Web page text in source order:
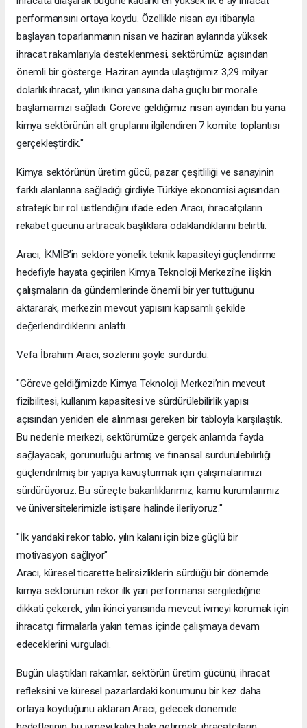
performansını ortaya koydu. Özellikle nisan ayı itibarıyla
başlayan toparlanmanın nisan ve haziran aylarında yüksek
ihracat rakamlarıyla desteklenmesi, sektörümüz açısından
önemli bir gösterge. Haziran ayında ulaştığımız 3,29 milyar
dolarlık ihracat, yılın ikinci yarısına daha güçlü bir moralle
başlamamızı sağladı. Göreve geldiğimiz nisan ayından bu yana
kimya sektörünün alt gruplarını ilgilendiren 7 komite toplantısı
gerçekleştirdik."
Kimya sektörünün üretim gücü, pazar çeşitliliği ve sanayinin
farklı alanlarına sağladığı girdiyle Türkiye ekonomisi açısından
stratejik bir rol üstlendiğini ifade eden Aracı, ihracatçıların
rekabet gücünü artıracak başlıklara odaklandıklarını belirtti.
Aracı, İKMİB’in sektöre yönelik teknik kapasiteyi güçlendirme
hedefiyle hayata geçirilen Kimya Teknoloji Merkezi'ne ilişkin
çalışmaların da gündemlerinde önemli bir yer tuttuğunu
aktararak, merkezin mevcut yapısını kapsamlı şekilde
değerlendirdiklerini anlattı.
Vefa İbrahim Aracı, sözlerini şöyle sürdürdü:
"Göreve geldiğimizde Kimya Teknoloji Merkezi’nin mevcut
fizibilitesi, kullanım kapasitesi ve sürdürülebilirlik yapısı
açısından yeniden ele alınması gereken bir tabloyla karşılaştık.
Bu nedenle merkezi, sektörümüze gerçek anlamda fayda
sağlayacak, görünürlüğü artmış ve finansal sürdürülebilirliği
güçlendirilmiş bir yapıya kavuşturmak için çalışmalarımızı
sürdürüyoruz. Bu süreçte bakanlıklarımız, kamu kurumlarımız
ve üniversitelerimizle istişare halinde ilerliyoruz."
"İlk yarıdaki rekor tablo, yılın kalanı için bize güçlü bir
motivasyon sağlıyor"
Aracı, küresel ticarette belirsizliklerin sürdüğü bir dönemde
kimya sektörünün rekor ilk yarı performansı sergilediğine
dikkati çekerek, yılın ikinci yarısında mevcut ivmeyi korumak için
ihracatçı firmalarla yakın temas içinde çalışmaya devam
edeceklerini vurguladı.
Bugün ulaştıkları rakamlar, sektörün üretim gücünü, ihracat
refleksini ve küresel pazarlardaki konumunu bir kez daha
ortaya koyduğunu aktaran Aracı, gelecek dönemde